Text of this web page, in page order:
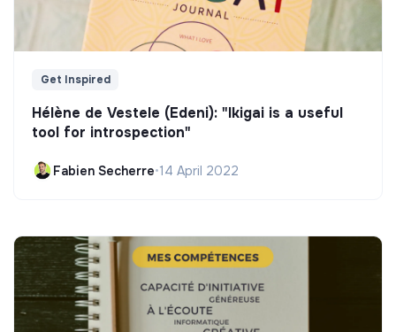
Get Inspired
Hélène de Vestele (Edeni): "Ikigai is a useful
tool for introspection"
Fabien Secherre•14 April 2022